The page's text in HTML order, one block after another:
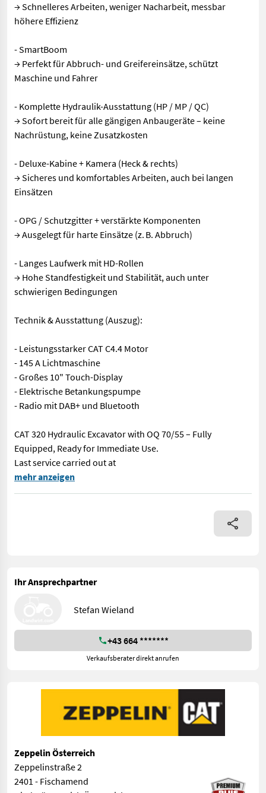
→ Schnelleres Arbeiten, weniger Nacharbeit, messbar
höhere Effizienz
- SmartBoom
→ Perfekt für Abbruch- und Greifereinsätze, schützt
Maschine und Fahrer
- Komplette Hydraulik-Ausstattung (HP / MP / QC)
→ Sofort bereit für alle gängigen Anbaugeräte – keine
Nachrüstung, keine Zusatzkosten
- Deluxe-Kabine + Kamera (Heck & rechts)
→ Sicheres und komfortables Arbeiten, auch bei langen
Einsätzen
- OPG / Schutzgitter + verstärkte Komponenten
→ Ausgelegt für harte Einsätze (z. B. Abbruch)
- Langes Laufwerk mit HD-Rollen
→ Hohe Standfestigkeit und Stabilität, auch unter
schwierigen Bedingungen
Technik & Ausstattung (Auszug):
- Leistungsstarker CAT C4.4 Motor
- 145 A Lichtmaschine
- Großes 10" Touch-Display
- Elektrische Betankungspumpe
- Radio mit DAB+ und Bluetooth
CAT 320 Hydraulic Excavator with OQ 70/55 – Fully
Equipped, Ready for Immediate Use.
Last service carried out at
CAT 320 Hydraulikbagger mit OQ 70/55 – Top ausgestattet,
mehr anzeigen
Ihr Ansprechpartner
Stefan Wieland
+43 664 *******
Verkaufsberater direkt anrufen
Zeppelin Österreich
Zeppelinstraße 2
2401 - Fischamend